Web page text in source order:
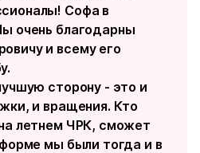
Софа в
очень благодарны
и всему его
сторону - это и
и вращения. Кто
летнем ЧРК, сможет
мы были тогда и в